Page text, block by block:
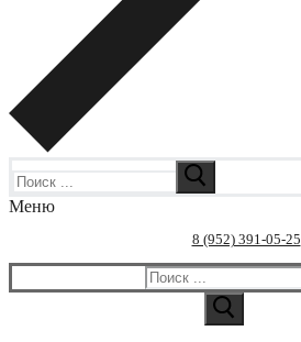
Меню
8 (952) 391-05-25
Искать: